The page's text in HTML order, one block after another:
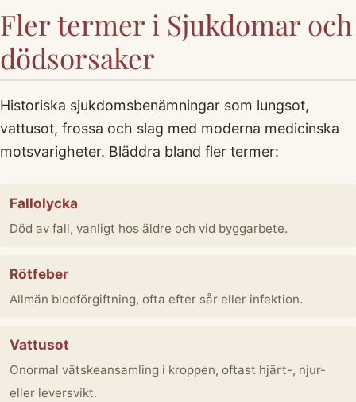
Fler termer i Sjukdomar och
dödsorsaker
Historiska sjukdomsbenämningar som lungsot,
vattusot, frossa och slag med moderna medicinska
motsvarigheter. Bläddra bland fler termer:
Fallolycka
Död av fall, vanligt hos äldre och vid byggarbete.
Rötfeber
Allmän blodförgiftning, ofta efter sår eller infektion.
Vattusot
Onormal vätskeansamling i kroppen, oftast hjärt-, njur-
eller leversvikt.